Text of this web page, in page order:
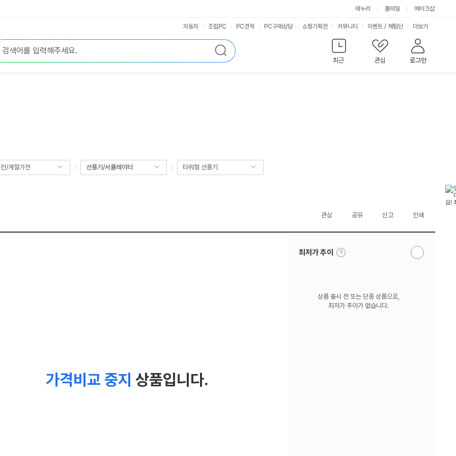
에누리 몰테일 메이크샵
검
색
최근
관심 로그인
자동차 조립PC PC견적 PC구매상담 쇼핑기획전 커뮤니티 이벤트 / 체험단 서
비
스
더보기
/계절가전 선풍기/서큘레이터 타워형 선풍기
관심 공유 신고 인쇄
가격비교 중지 상품입니다.
최저가 추이
툴
팁
알
상품 출시 전 또는 단종 상품으로,
최저가 추이가 없습니다.